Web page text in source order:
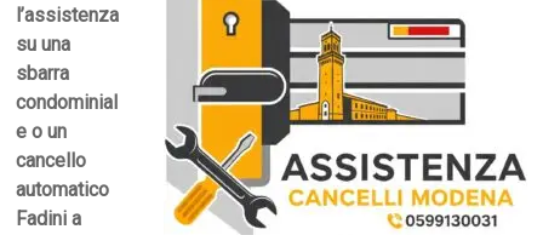
l’assistenza
su una
sbarra
condominial
e o un
cancello
automatico
Fadini a